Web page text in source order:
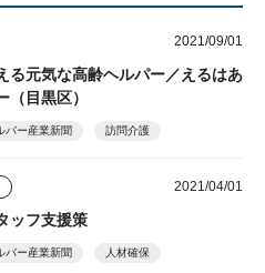
2021/09/01
る元気な高齢ヘルパー／えるはあ
（目黒区）
バー産業新聞 訪問介護
2021/04/01
ッフ支援策
バー産業新聞 人材確保